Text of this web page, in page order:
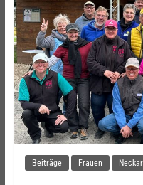
Beiträge Frauen